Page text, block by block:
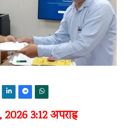
3:12 अपराह्न